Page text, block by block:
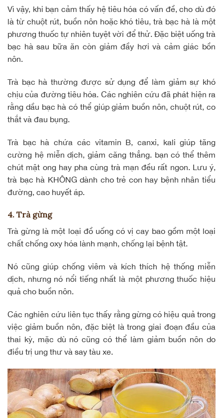
Vì vậy, khi bạn cảm thấy hệ tiêu hóa có vấn đề, cho dù đó
là từ chuột rút, buồn nôn hoặc khó tiêu, trà bạc hà là một
phương thuốc tự nhiên tuyệt vời để thử. Đặc biệt uống trà
bạc hà sau bữa ăn còn giảm đầy hơi và cảm giác bồn
nôn.
Trà bạc hà thường được sử dụng để làm giảm sự khó
chịu của đường tiêu hóa. Các nghiên cứu đã phát hiện ra
rằng dầu bạc hà có thể giúp giảm buồn nôn, chuột rút, co
thắt và đau bụng.
Trà bạc hà chứa các vitamin B, canxi, kali giúp tăng
cường hệ miễn dịch, giảm căng thẳng. bạn có thể thêm
chút mật ong hay pha cùng trà mạn đều rất ngon. Lưu ý,
trà bạc hà KHÔNG dành cho trẻ con hay bệnh nhân tiểu
đường, cao huyết áp.
4. Trà gừng
Trà gừng là một loại đồ uống có vị cay bao gồm một loại
chất chống oxy hóa lành mạnh, chống lại bệnh tật.
Nó cũng giúp chống viêm và kích thích hệ thống miễn
dịch, nhưng nó nổi tiếng nhất là một phương thuốc hiệu
quả cho buồn nôn.
Các nghiên cứu liên tục thấy rằng gừng có hiệu quả trong
việc giảm buồn nôn, đặc biệt là trong giai đoạn đầu của
thai kỳ, mặc dù nó cũng có thể làm giảm buồn nôn do
điều trị ung thư và say tàu xe.